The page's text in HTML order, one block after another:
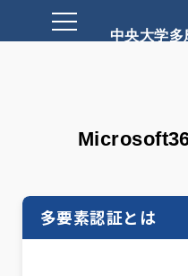
中央大学
多要素認証とは